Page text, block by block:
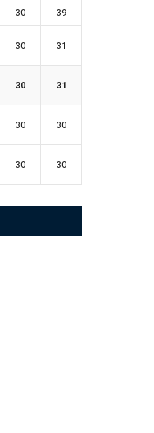
30 39
30 31
30 31
30 30
30 30